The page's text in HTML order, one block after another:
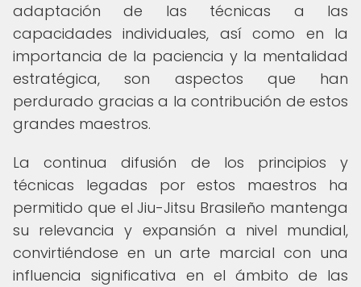
adaptación de las técnicas a las
capacidades individuales, así como en la
importancia de la paciencia y la mentalidad
estratégica, son aspectos que han
perdurado gracias a la contribución de estos
grandes maestros.
La continua difusión de los principios y
técnicas legadas por estos maestros ha
permitido que el Jiu-Jitsu Brasileño mantenga
su relevancia y expansión a nivel mundial,
convirtiéndose en un arte marcial con una
influencia significativa en el ámbito de las